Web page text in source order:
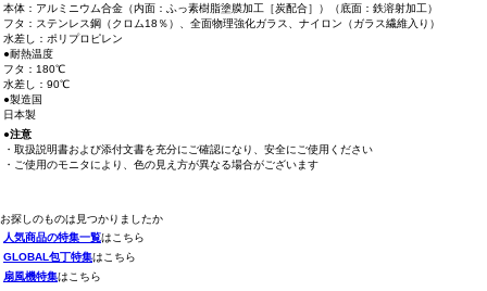
本体：アルミニウム合金（内面：ふっ素樹脂塗膜加工［炭配合］）（底面：鉄溶射加工）
フタ：ステンレス鋼（クロム18％）、全面物理強化ガラス、ナイロン（ガラス繊維入り）
水差し：ポリプロピレン
●耐熱温度
フタ：180℃
水差し：90℃
●製造国
日本製
●注意
・取扱説明書および添付文書を充分にご確認になり、安全にご使用ください
・ご使用のモニタにより、色の見え方が異なる場合がございます
お探しのものは見つかりましたか
人気商品の特集一覧はこちら
GLOBAL包丁特集はこちら
扇風機特集はこちら